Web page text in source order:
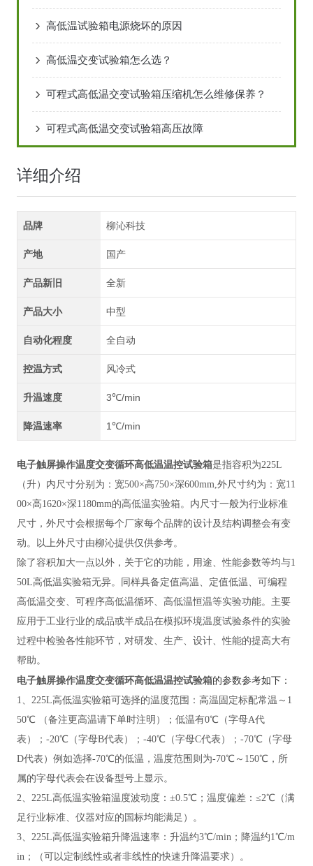
高低温试验箱电源烧坏的原因
高低温交变试验箱怎么选？
可程式高低温交变试验箱压缩机怎么维修保养？
可程式高低温交变试验箱高压故障
详细介绍
品牌 柳沁科技
产地 国产
产品新旧 全新
产品大小 中型
自动化程度 全自动
控温方式 风冷式
升温速度 3℃/min
降温速率 1℃/min
电子触屏操作温度交变循环高低温温控试验箱是指容积为225L
（升）内尺寸分别为：宽500×高750×深600mm,外尺寸约为：宽11
00×高1620×深1180mm的高低温实验箱。内尺寸一般为行业标准
尺寸，外尺寸会根据每个厂家每个品牌的设计及结构调整会有变
动。以上外尺寸由柳沁提供仅供参考。
除了容积加大一点以外，关于它的功能，用途、性能参数等均与1
50L高低温实验箱无异。同样具备定值高温、定值低温、可编程
高低温交变、可程序高低温循环、高低温恒温等实验功能。主要
应用于工业行业的成品或半成品在模拟环境温度试验条件的实验
过程中检验各性能环节，对研发、生产、设计、性能的提高大有
帮助。
电子触屏操作温度交变循环高低温温控试验箱的参数参考如下：
1、225L高低温实验箱可选择的温度范围：高温固定标配常温～1
50℃ （备注更高温请下单时注明）；低温有0℃（字母A代
表）；-20℃（字母B代表）；-40℃（字母C代表）；-70℃（字母
D代表）例如选择-70℃的低温，温度范围则为-70℃～150℃，所
属的字母代表会在设备型号上显示。
2、225L高低温实验箱温度波动度：±0.5℃；温度偏差：≤2℃（满
足行业标准、仪器对应的国标均能满足）。
3、225L高低温实验箱升降温速率：升温约3℃/min；降温约1℃/m
in；（可以定制线性或者非线性的快速升降温要求）。